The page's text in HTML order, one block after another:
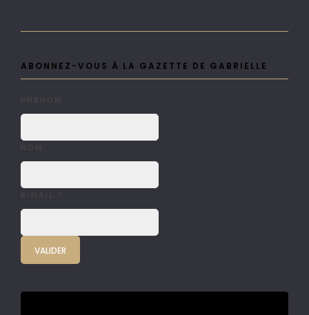
ABONNEZ-VOUS À LA GAZETTE DE GABRIELLE